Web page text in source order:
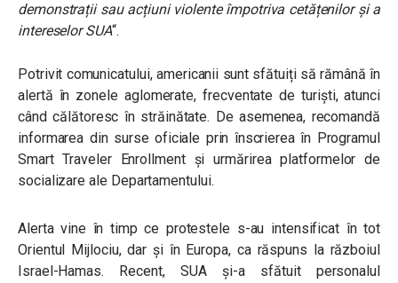
demonstrații sau acțiuni violente împotriva cetățenilor și a
intereselor SUA“.
Potrivit comunicatului, americanii sunt sfătuiți să rămână în
alertă în zonele aglomerate, frecventate de turiști, atunci
când călătoresc în străinătate. De asemenea, recomandă
informarea din surse oficiale prin înscrierea în Programul
Smart Traveler Enrollment și urmărirea platformelor de
socializare ale Departamentului.
Alerta vine în timp ce protestele s-au intensificat în tot
Orientul Mijlociu, dar și în Europa, ca răspuns la războiul
Israel-Hamas. Recent, SUA și-a sfătuit personalul